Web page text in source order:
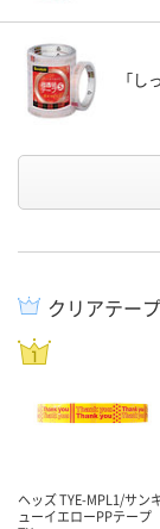
「
クリアテー
ヘッズ TYE-MPL1/サン
ューイエローPPテープ